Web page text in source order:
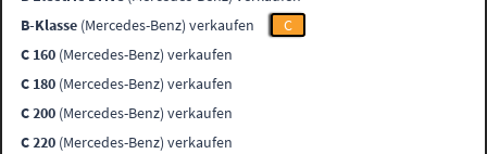
B-Klasse (Mercedes-Benz) verkaufen
C
C 160 (Mercedes-Benz) verkaufen
C 180 (Mercedes-Benz) verkaufen
C 200 (Mercedes-Benz) verkaufen
C 220 (Mercedes-Benz) verkaufen